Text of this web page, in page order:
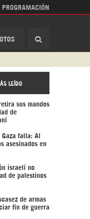
PROGRAMACIÓN
LEÍDO
sus mandos
de
falla: Al
asesinados en
israelí no
de palestinos
de armas
fin de guerra